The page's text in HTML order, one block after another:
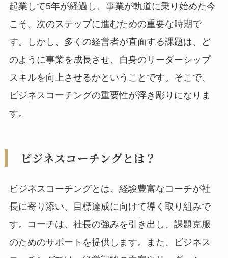
起業して5年が経過し、事業が軌道に乗り始めた今
こそ、次のステップに進むための重要な時期で
す。しかし、多くの経営者が直面する課題は、ど
のように事業を成長させ、自身のリーダーシップ
スキルを向上させるかということです。そこで、
ビジネスコーチングの重要性が浮き彫りになりま
す。
ビジネスコーチングとは？
ビジネスコーチングとは、経験豊富なコーチが社
長に寄り添い、目標達成に向けて導く取り組みで
す。コーチは、社長の強みを引き出し、課題克服
のためのサポートを提供します。また、ビジネス